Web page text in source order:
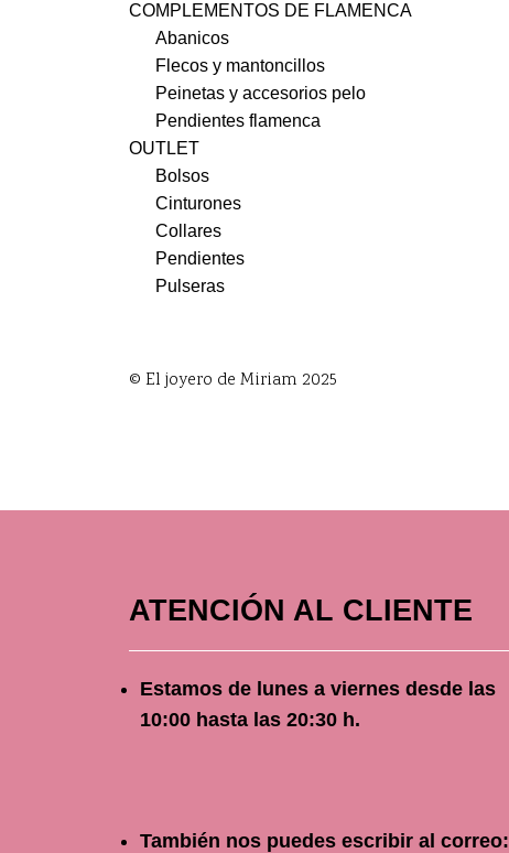
COMPLEMENTOS DE FLAMENCA
Abanicos
Flecos y mantoncillos
Peinetas y accesorios pelo
Pendientes flamenca
OUTLET
Bolsos
Cinturones
Collares
Pendientes
Pulseras
© El joyero de Miriam 2025
ATENCIÓN AL CLIENTE
Estamos de lunes a viernes desde las
10:00 hasta las 20:30 h.
También nos puedes escribir al correo: